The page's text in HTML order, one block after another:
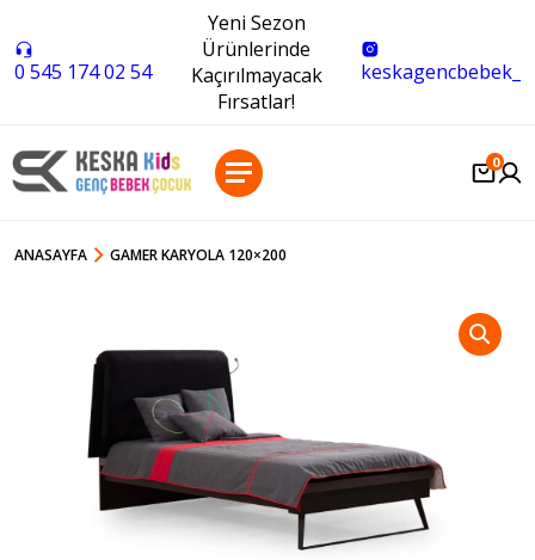
0 545 174 02 54
Yeni Sezon
Ürünlerinde
Kaçırılmayacak
Fırsatlar!
keskagencbebek_
0
ANASAYFA GAMER KARYOLA 120×200